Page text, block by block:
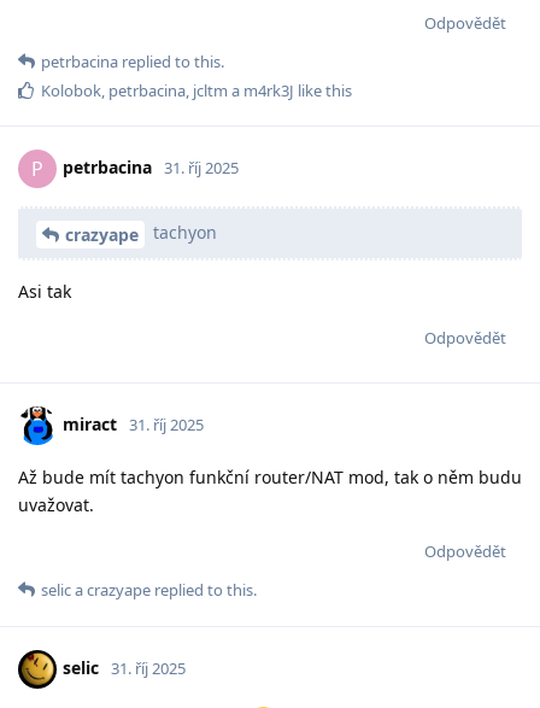
Odpovědět
petrbacina replied to this.
Kolobok, petrbacina, jcltm a m4rk3J like this
P petrbacina 31. říj 2025
crazyape tachyon
Asi tak
Odpovědět
miract 31. říj 2025
Až bude mít tachyon funkční router/NAT mod, tak o něm budu
uvažovat.
Odpovědět
selicacrazyape replied to this.
selic 31. říj 2025